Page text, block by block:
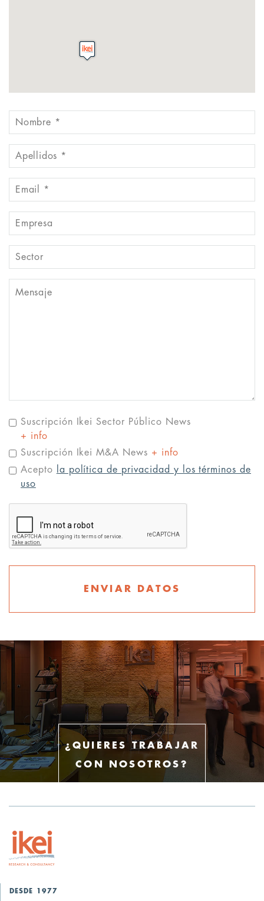
Suscripción Ikei Sector Público News
+ info
Suscripción Ikei M&A News + info
Acepto
la política de privacidad y los términos de
uso
ENVIAR DATOS
¿QUIERES TRABAJAR
CON NOSOTROS?
DESDE 1977